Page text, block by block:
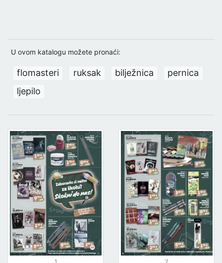
U ovom katalogu možete pronaći:
flomasteri ruksak bilježnica
pernica
ljepilo
1 2